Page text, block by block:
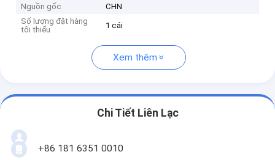
Nguồn gốc
CHN
Số lượng đặt hàng
tối thiểu
1 cái
Xem thêm
Chi Tiết Liên Lạc
+86 181 6351 0010